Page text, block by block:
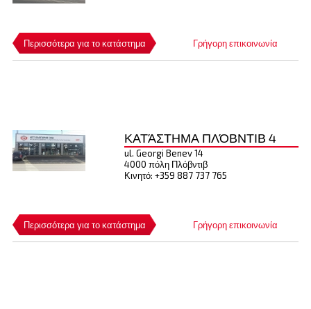
Περισσότερα για το κατάστημα Γρήγορη επικοινωνία
Περισσότερα για το κατάστημα Γρήγορη επικοινωνία
ΚΑΤΆΣΤΗΜΑ ΠΛΌΒΝΤΙΒ 4
ul. Georgi Benev 14
4000 πόλη Πλόβντιβ
Κινητό: +359 887 737 765